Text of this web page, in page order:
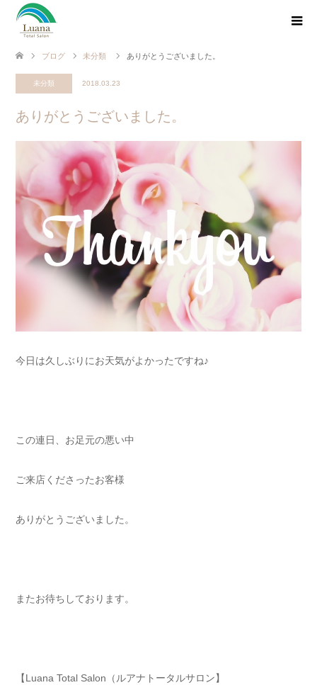
ブログ 未分類 ありがとうございました。
未分類 2018.03.23
ありがとうございました。
今日は久しぶりにお天気がよかったですね♪
この連日、お足元の悪い中
ご来店くださったお客様
ありがとうございました。
またお待ちしております。
【Luana Total Salon（ルアナトータルサロン】